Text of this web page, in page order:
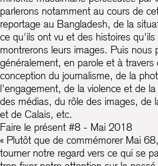
parlerons notamment au cours de
reportage au Bangladesh, de la
ce qu'ils ont vu et des histoires
montrerons leurs images. Puis nous
généralement, en parole et à
conception du journalisme, de la
l'engagement, de la violence et de
des médias, du rôle des images, de
et de Calais, etc.
Faire le présent #8 - Mai 2018
« Plutôt que de commémorer Mai
tourner notre regard vers ce qui se